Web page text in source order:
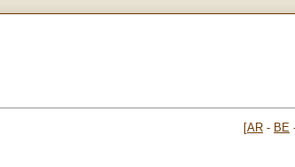
[AR - BE